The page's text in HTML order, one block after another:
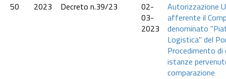
50 2023 Decreto n.39/23
02-
03-
2023
Autorizzazione
afferente il
denominato
Logistica" del
Procedimento di
istanze
comparazione